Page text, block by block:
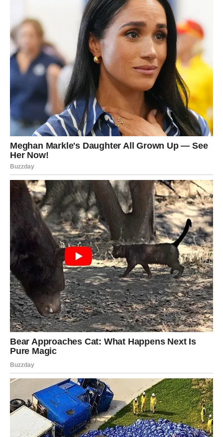
Ako ste u vezi, partner će pokazati više razumijevanja.
Slobodni Rakovi mogli bi upoznati osobu koja će im vratiti
vjeru u ljubav.
Lav
Lavovima zvijezde donose potvrdu da vrijedi vjerovati
sebi čak i kada drugi sumnjaju. Jedna poslovna prilika ili
priznanje pokazaće vam da ste bili na pravom putu sve
vrijeme.
Na ljubavnom planu očekuju vas lijepi trenuci. Ako ste
slobodni, osoba koja vam se dopada mogla bi konačno
pokazati da su osjećaji obostrani.
Djevica
Djevice će shvatiti da nije potrebno pronaći odgovor na
svako pitanje istog trenutka. Ono što vam je do juče
izgledalo zamršeno sada postaje mnogo jednostavnije.
Jedna odluka donijeće vam unutrašnji mir.
Poslovni planovi kreću u boljem pravcu, a na ljubavnom
planu dolazi više otvorenosti i međusobnog
razumijevanja.
Vaga
Vagama stiže potvrda da su neke osobe morale otići kako
bi u vaš život ušli ljudi koji vas iskreno cijene.
Oslobađanje od prošlosti donijeće vam mnogo više mira